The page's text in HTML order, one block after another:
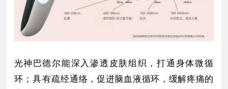
光神 巴德尔能深入渗透皮肤组织，打通身体微循
环；具有疏经通络，促进脑血液循环，缓解疼痛的